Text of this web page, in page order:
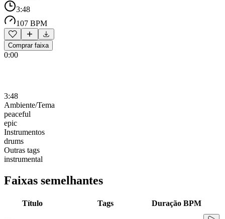
3:48
107 BPM
Comprar faixa
0:00
3:48
Ambiente/Tema
peaceful
epic
Instrumentos
drums
Outras tags
instrumental
Faixas semelhantes
Título Tags Duração BPM